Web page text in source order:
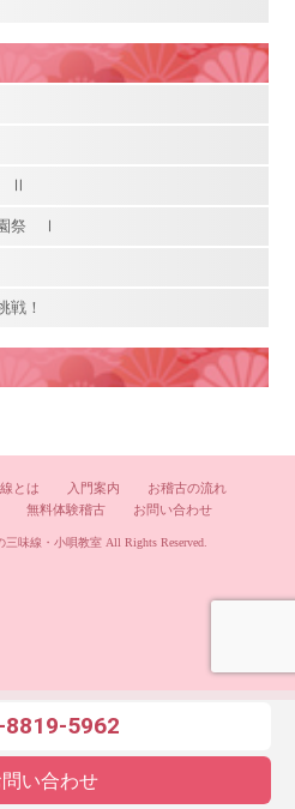
Ⅱ
園祭 Ⅰ
戦！
とは 入門案内
お稽古の流れ
無料体験稽古 お問い合わせ
三味線・小唄教室All Rights Reserved.
8819-5962
問い合わせ